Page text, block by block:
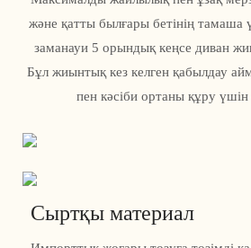
және қатты былғары бетінің тамаша
заманауи 5 орындық кеңсе диван
Бұл жиынтық кез келген қабылдау
пен кәсіби ортаны құру
Сыртқы материал